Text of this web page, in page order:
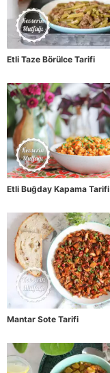
Etli Taze Börülce Tarifi
Etli Buğday Kapama Tarifi
Mantar Sote Tarifi